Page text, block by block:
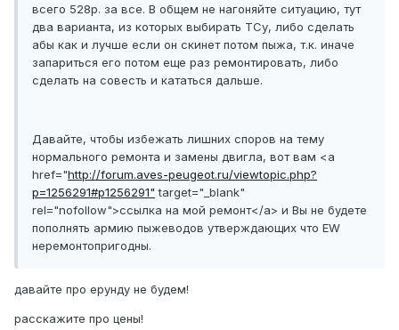
всего 528р. за все. В общем не нагоняйте ситуацию, тут
два варианта, из которых выбирать ТСу, либо сделать
абы как и лучше если он скинет потом пыжа, т.к. иначе
запариться его потом еще раз ремонтировать, либо
сделать на совесть и кататься дальше.
Давайте, чтобы избежать лишних споров на тему
нормального ремонта и замены двигла, вот вам <a
href="http://forum.aves-peugeot.ru/viewtopic.php?
p=1256291#p1256291" target="_blank"
rel="nofollow">ссылка на мой ремонт</a> и Вы не будете
пополнять армию пыжеводов утверждающих что EW
неремонтопригодны.
давайте про ерунду не будем!
расскажите про цены!